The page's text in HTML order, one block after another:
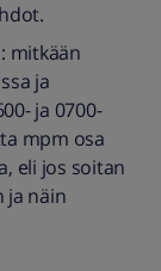
mitkään
ja
ja 0700-
mpm osa
eli jos soitan
ja näin